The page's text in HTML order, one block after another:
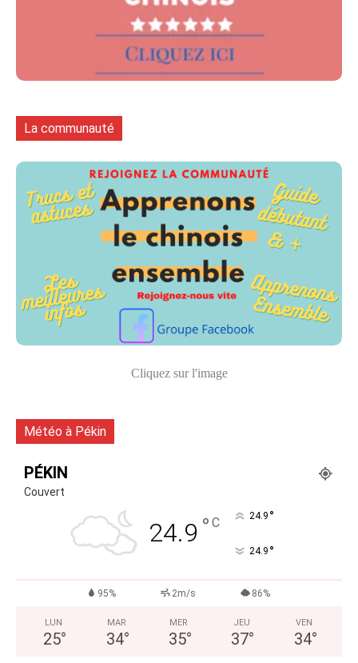
La communauté
Cliquez sur l'image
Météo à Pékin
PÉKIN
Couvert
24.9 ° C 24.9 °
24.9 °
95% 2m/s 86%
LUN
25°
MAR
34°
MER
35°
JEU
37°
VEN
34°